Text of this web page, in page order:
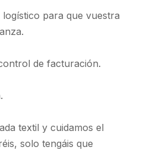
para que vuestra
de facturación.
textil y cuidamos el
solo tengáis que